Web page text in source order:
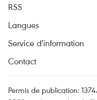
RSS
Langues
Service d'information
Contact
Permis de publication: